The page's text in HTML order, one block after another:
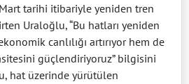
tarihi itibariyle yeniden tren
Uraloğlu, “Bu hatları yeniden
canlılığı artırıyor hem de
güçlendiriyoruz” bilgisini
hat üzerinde yürütülen